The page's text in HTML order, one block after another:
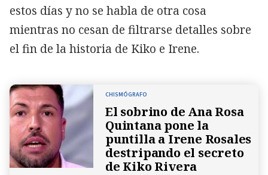
estos días y no se habla de otra cosa
mientras no cesan de filtrarse detalles sobre
el fin de la historia de Kiko e Irene.
CHISMÓGRAFO
El sobrino de Ana Rosa
Quintana pone la
puntilla a Irene Rosales
destripando el secreto
de Kiko Rivera